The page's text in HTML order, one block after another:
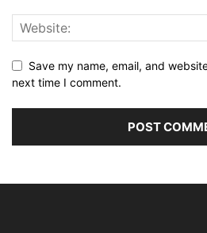
Save my name, email, and
next time I comment.